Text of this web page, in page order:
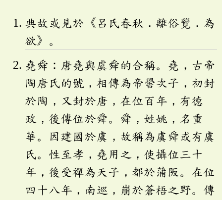
典故或見於《呂氏春秋．離俗覽．為
欲》。
堯舜：唐堯與虞舜的合稱。堯，古帝
陶唐氏的號，相傳為帝嚳次子，初封
於陶，又封於唐，在位百年，有德
政，後傳位於舜。舜，姓姚，名重
華。因建國於虞，故稱為虞舜或有虞
氏。性至孝，堯用之，使攝位三十
年，後受禪為天子，都於蒲阪。在位
四十八年，南巡，崩於蒼梧之野。傳